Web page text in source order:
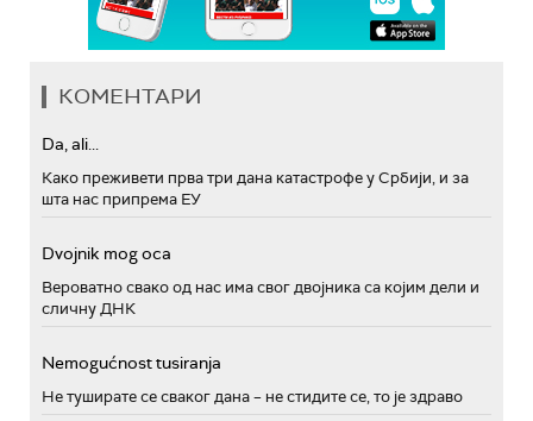
КОМЕНТАРИ
Da, ali...
Како преживети прва три дана катастрофе у Србији, и за
шта нас припрема ЕУ
Dvojnik mog oca
Вероватно свако од нас има свог двојника са којим дели и
сличну ДНК
Nemogućnost tusiranja
Не туширате се сваког дана – не стидите се, то је здраво